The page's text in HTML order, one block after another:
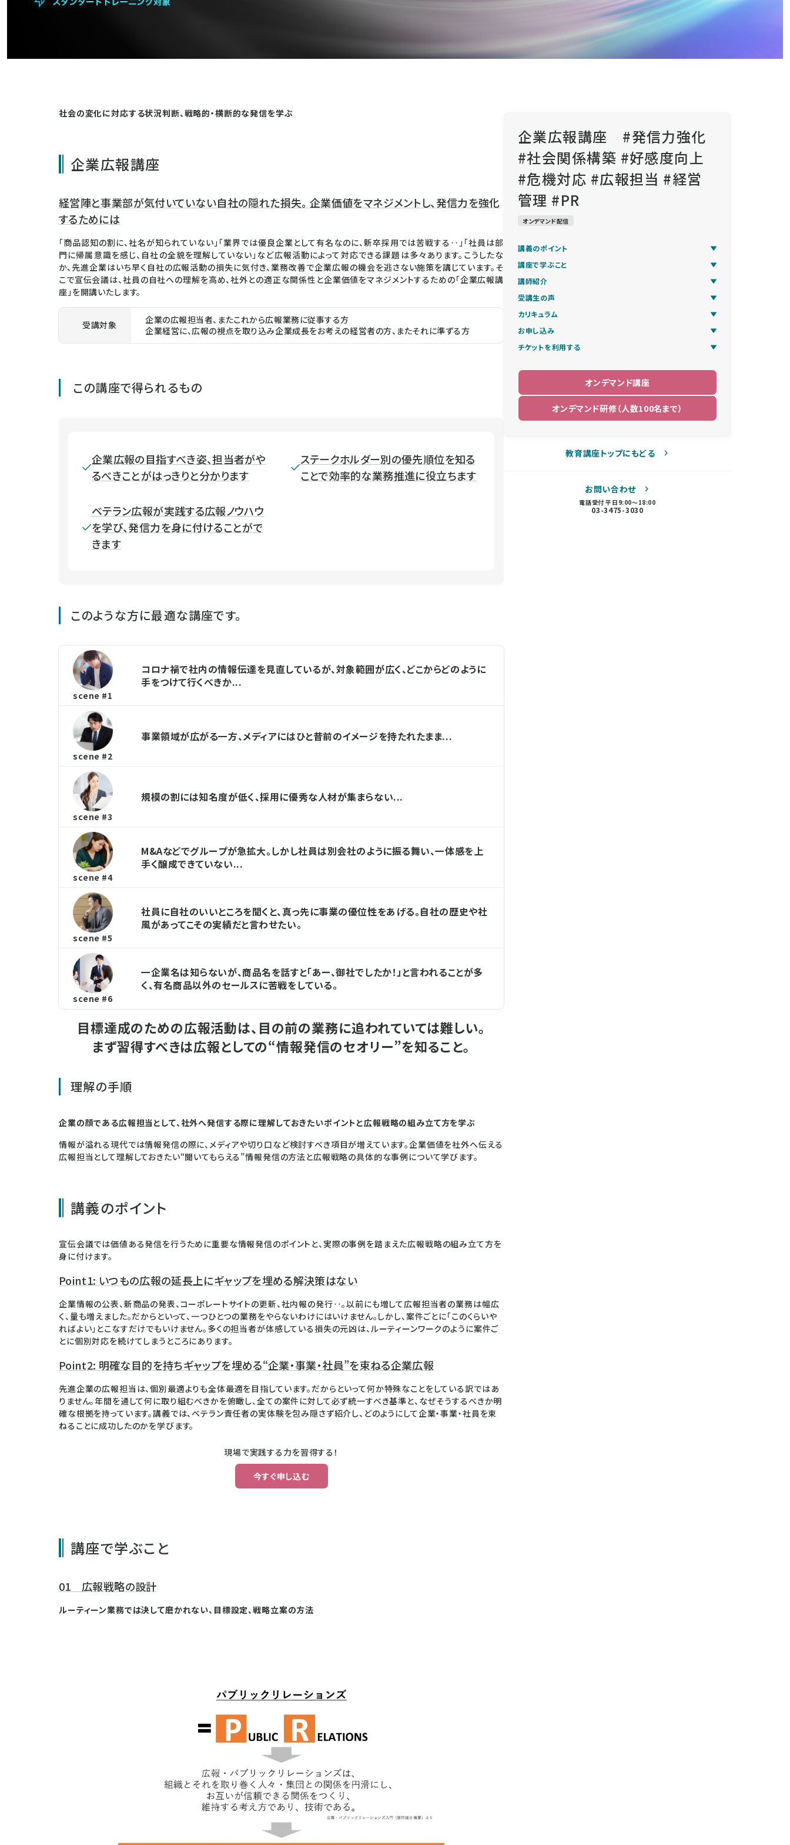
社会の変化に対応する状況判断、戦略的・横断的な発信を学ぶ
企業広報講座
経営陣と事業部が気付いていない自社の隠れた損失。 企業価値をマネジメントし、発信力を強化
するためには
「商品認知の割に、社名が知られていない」「業界では優良企業として有名なのに、新卒採用では苦戦する‥」「社員は部
門に帰属意識を感じ、自社の全貌を理解していない」など広報活動によって対応できる課題は多々あります。こうしたな
か、先進企業はいち早く自社の広報活動の損失に気付き、業務改善で企業広報の機会を逃さない施策を講じています。そ
こで宣伝会議は、社員の自社への理解を高め、社外との適正な関係性と企業価値をマネジメントするための「企業広報講
座」を開講いたします。
受講対象
企業の広報担当者、またこれから広報業務に従事する方
企業経営に、広報の視点を取り込み企業成長をお考えの経営者の方、またそれに準ずる方
この講座で得られるもの
企業広報の目指すべき姿、担当者がや
るべきことがはっきりと分かります
ステークホルダー別の優先順位を知る
ことで効率的な業務推進に役立ちます
ベテラン広報が実践する広報ノウハウ
を学び、発信力を身に付けることがで
きます
このような方に最適な講座です。
scene #1
コロナ禍で社内の情報伝達を見直しているが、対象範囲が広く、どこからどのように
手をつけて行くべきか...
scene #2
事業領域が広がる一方、メディアにはひと昔前のイメージを持たれたまま...
scene #3
規模の割には知名度が低く、採用に優秀な人材が集まらない...
scene #4
M&Aなどでグループが急拡大。しかし社員は別会社のように振る舞い、一体感を上
手く醸成できていない...
scene #5
社員に自社のいいところを聞くと、真っ先に事業の優位性をあげる。自社の歴史や社
風があってこその実績だと言わせたい。
scene #6
一企業名は知らないが、商品名を話すと「あー、御社でしたか！」と言われることが多
く、有名商品以外のセールスに苦戦をしている。
目標達成のための広報活動は、目の前の業務に追われていては難しい。
まず習得すべきは広報としての“情報発信のセオリー”を知ること。
理解の手順
企業の顔である広報担当として、社外へ発信する際に理解しておきたいポイントと広報戦略の組み立て方を学ぶ
情報が溢れる現代では情報発信の際に、メディアや切り口など検討すべき項目が増えています。企業価値を社外へ伝える
広報担当として理解しておきたい“聞いてもらえる”情報発信の方法と広報戦略の具体的な事例について学びます。
講義のポイント
宣伝会議では価値ある発信を行うために重要な情報発信のポイントと、実際の事例を踏まえた広報戦略の組み立て方を
身に付けます。
Point1: いつもの広報の延長上にギャップを埋める解決策はない
企業情報の公表、新商品の発表、コーポレートサイトの更新、社内報の発行‥。以前にも増して広報担当者の業務は幅広
く、量も増えました。だからといって、一つひとつの業務をやらないわけにはいけません。しかし、案件ごとに「このくらいや
ればよい」とこなすだけでもいけません。多くの担当者が体感している損失の元凶は、ルーティーンワークのように案件ご
とに個別対応を続けてしまうところにあります。
Point2: 明確な目的を持ちギャップを埋める“企業・事業・社員”を束ねる企業広報
先進企業の広報担当は、個別最適よりも全体最適を目指しています。だからといって何か特殊なことをしている訳ではあ
りません。年間を通して何に取り組むべきかを俯瞰し、全ての案件に対して必ず統一すべき基準と、なぜそうするべきか明
確な根拠を持っています。講義では、ベテラン責任者の実体験を包み隠さず紹介し、どのようにして企業・事業・社員を束
ねることに成功したのかを学びます。
現場で実践する力を習得する！
今すぐ申し込む
講座で学ぶこと
01 広報戦略の設計
ルーティーン業務では決して磨かれない、目標設定、戦略立案の方法
企業広報講座 #発信力強化
#社会関係構築 #好感度向上
#危機対応 #広報担当 #経営
管理 #PR
オンデマンド配信
講義のポイント
講座で学ぶこと
講師紹介
受講生の声
カリキュラム
お申し込み
チケットを利用する
オンデマンド講座
オンデマンド研修（人数100名まで）
教育講座トップにもどる
お問い合わせ
電話受付 平日9:00〜18:00
03-3475-3030